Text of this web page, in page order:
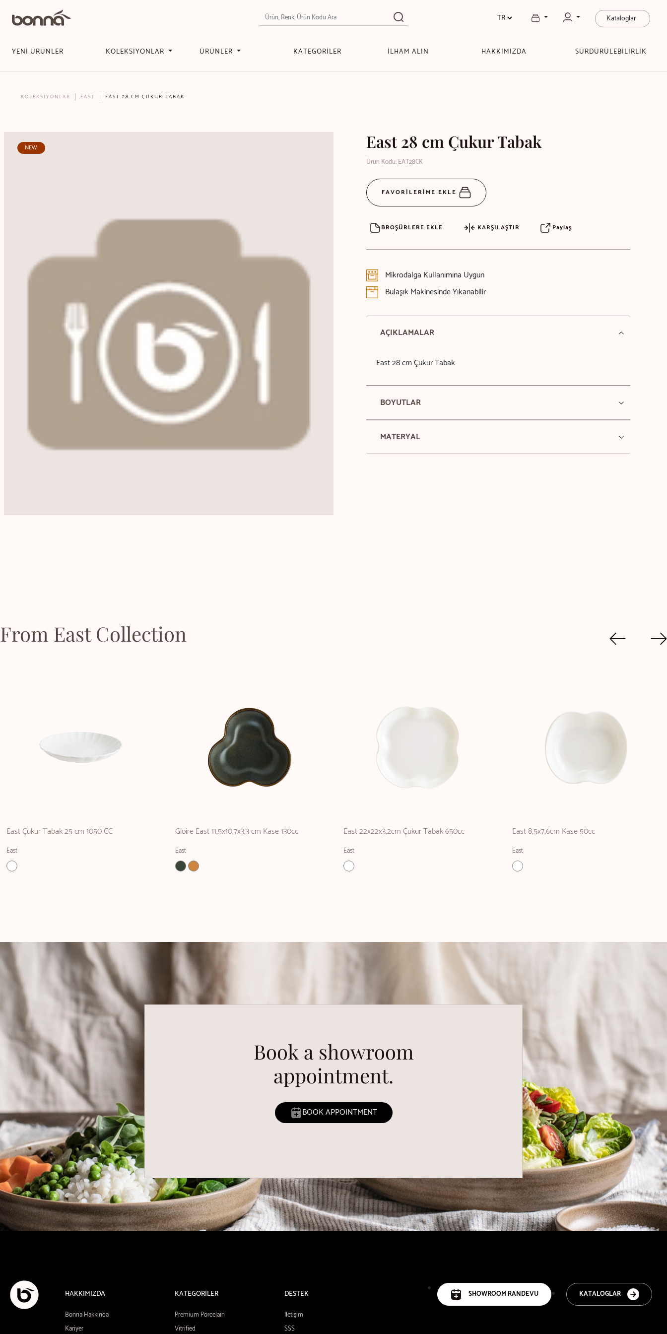
Kataloglar
YENİ ÜRÜNLER KOLEKSİYONLAR ÜRÜNLER KATEGORİLER İLHAM ALIN HAKKIMIZDA SÜRDÜRÜLEBİLİRLİK
KOLEKSİYONLAR EAST EAST 28 CM ÇUKUR TABAK
NEW East 28 cm Çukur Tabak
Ürün Kodu: EAT28CK
FAVORİLERİME EKLE
BROŞÜRLERE EKLE KARŞILAŞTIR Paylaş
Mikrodalga Kullanımına Uygun
Bulaşık Makinesinde Yıkanabilir
AÇIKLAMALAR
East 28 cm Çukur Tabak
BOYUTLAR
MATERYAL
From East Collection
East Çukur Tabak 25 cm 1050 CC
East
Gloire East 11,5x10,7x3,3 cm Kase 130cc
East
East 22x22x3,2cm Çukur Tabak 650cc
East
East 8,5x7,6cm Kase 50cc
East
Book a showroom
appointment.
BOOK APPOINTMENT
HAKKIMIZDA
Bonna Hakkında
Kariyer
KATEGORİLER
Premium Porcelain
Vitrified
DESTEK
İletişim
SSS
KATALOGLAR
SHOWROOM RANDEVU